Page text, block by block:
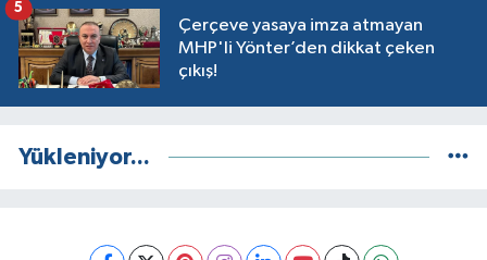
Çerçeve yasaya imza atmayan
MHP'li Yönter’den dikkat çeken
çıkış!
5
Yükleniyor...